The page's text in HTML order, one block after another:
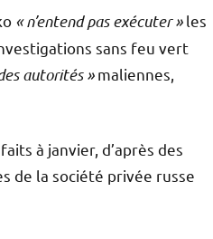
« n’entend pas exécuter »les
sans feu vert
autorités »maliennes,
à janvier, d’après des
de la société privée russe